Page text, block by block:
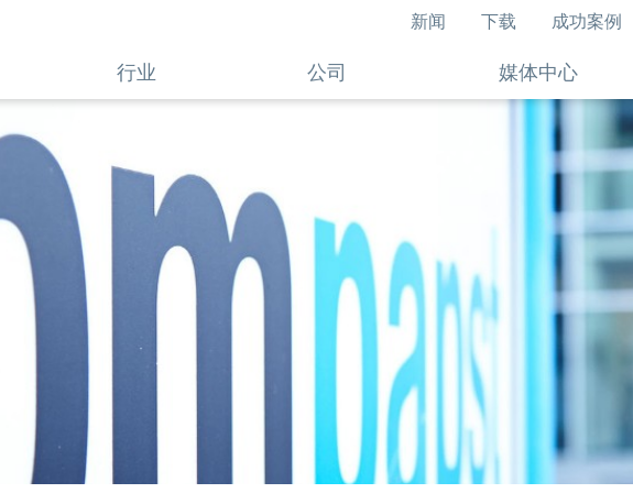
新闻 下载 成功案例
行业 公司 媒体中心